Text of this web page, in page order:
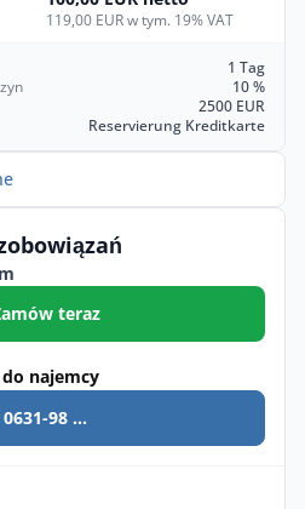
119,00 EUR w tym. 19% VAT
1 Tag
10 %
2500 EUR
Reservierung Kreditkarte
teraz
najemcy
0631-98 ...